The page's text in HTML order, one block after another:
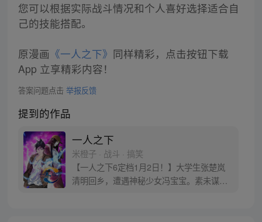
您可以根据实际战斗情况和个人喜好选择适合自
己的技能搭配。
原漫画 《一人之下》 同样精彩，点击按钮下载
App 立享精彩内容！
答案问题点击 举报反馈
提到的作品
一人之下
米橙子 · 战斗 · 搞笑
【一人之下6定档1月2日！】大学生张楚岚
清明回乡，遭遇神秘少女冯宝宝。素未谋面